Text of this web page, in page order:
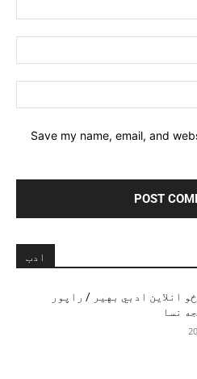
Save my name, email, and
ادب
انلاین ادبي بهیر / راپور